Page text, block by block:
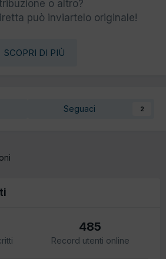
o altro?
può inviartelo originale!
SCOPRI DI PIÙ
Seguaci 2
485
Record utenti online